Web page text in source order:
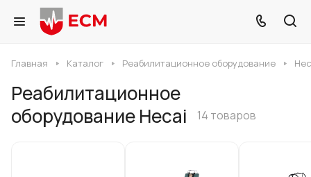
Главная Каталог Реабилитационное оборудование
Реабилитационное
оборудование Hecai
14 товаров